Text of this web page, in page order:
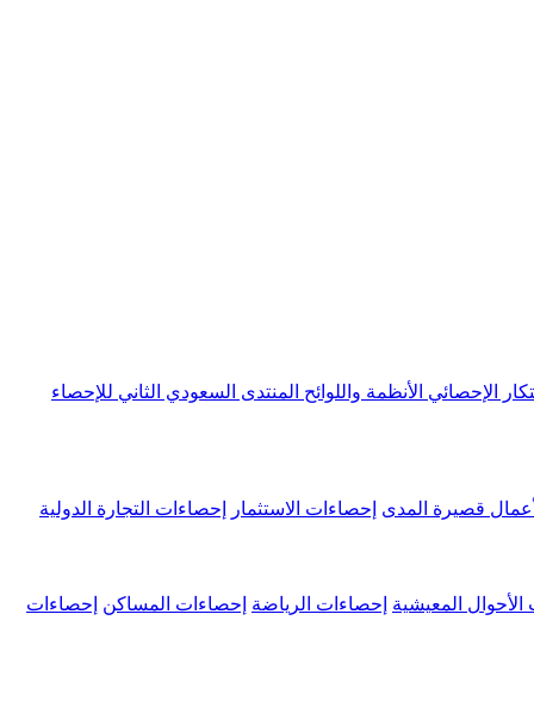
الإحصائي الأنظمة واللوائح المنتدى السعودي الثاني للإحصاء
قصيرة المدى إحصاءات الاستثمار إحصاءات التجارة الدولية
الأحوال المعيشية إحصاءات الرياضة إحصاءات المساكن إحصاءات